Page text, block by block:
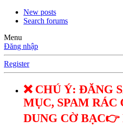
New posts
Search forums
Menu
Đăng nhập
Register
❌ CHÚ Ý: ĐĂNG
MỤC, SPAM RÁC
DUNG CỜ